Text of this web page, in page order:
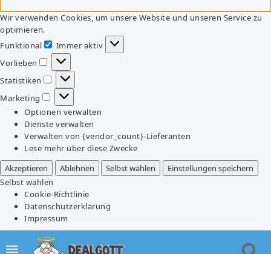
Wir verwenden Cookies, um unsere Website und unseren Service zu
optimieren.
Funktional
Funktional
Immer aktiv
Vorlieben
Vorlieben
Statistiken
Statistiken
Marketing
Marketing
Optionen verwalten
Dienste verwalten
Verwalten von {vendor_count}-Lieferanten
Lese mehr über diese Zwecke
Akzeptieren
Ablehnen Selbst wählen
Einstellungen speichern
Selbst wählen
Cookie-Richtlinie
Datenschutzerklärung
Impressum